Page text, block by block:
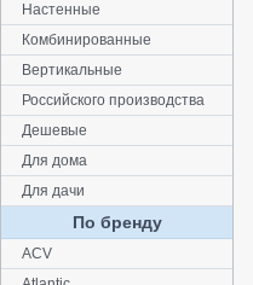
Настенные
Комбинированные
Вертикальные
Российского производства
Дешевые
Для дома
Для дачи
По бренду
ACV